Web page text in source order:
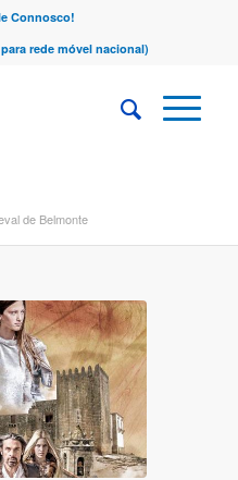
Connosco!
rede móvel nacional)
de Belmonte